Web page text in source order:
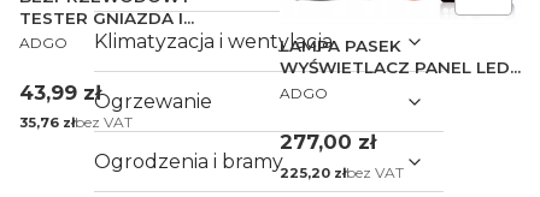
Klimatyzacja i wentylacja
Ogrzewanie
Ogrodzenia i bramy
TESTER GNIAZDA I
WTYCZKI PRZYCZEPY TEST
PRODUCENT
ADGO
Cena
43,99 zł
Cena
35,76 złbez VAT
LAMPA PASEK
WYŚWIETLACZ PANEL LED
DIABELSKIE OCZY
SAMOCHODOWA IP65
19X89CM
PRODUCENT
ADGO
Cena
277,00 zł
Cena
225,20 złbez VAT